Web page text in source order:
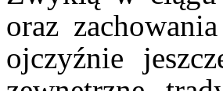
oraz
ojczyźnie